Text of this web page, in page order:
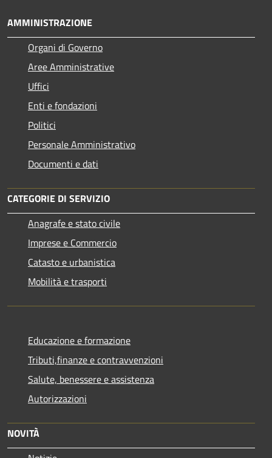
AMMINISTRAZIONE
Organi di Governo
Aree Amministrative
Uffici
Enti e fondazioni
Politici
Personale Amministrativo
Documenti e dati
CATEGORIE DI SERVIZIO
Anagrafe e stato civile
Imprese e Commercio
Catasto e urbanistica
Mobilità e trasporti
Educazione e formazione
Tributi,finanze e contravvenzioni
Salute, benessere e assistenza
Autorizzazioni
NOVITÀ